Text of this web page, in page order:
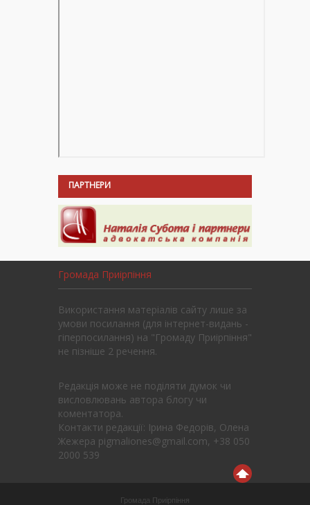
ПАРТНЕРИ
Громада Приірпіння
Використання матеріалів сайту лише за
умови посилання (для інтернет-видань -
гіперпосилання) на "Громаду Приірпіння"
не пізніше 2 речення.
Редакція може не поділяти думок чи
висловлювань автора блогу чи
коментатора.
Контакти редакції: Ірина Федорів, Олена
Жежера pigmaliones@gmail.com, +38 050
2000 539
Громада Приірпіння